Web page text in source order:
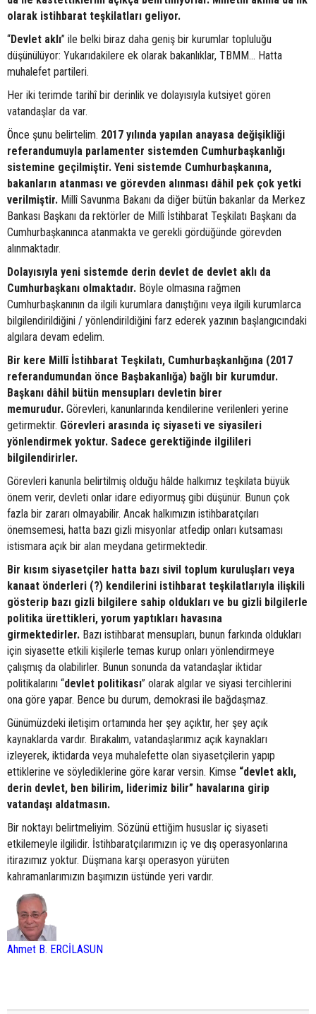
olarak istihbarat teşkilatları geliyor.
“Devlet aklı” ile belki biraz daha geniş bir kurumlar topluluğu
düşünülüyor: Yukarıdakilere ek olarak bakanlıklar, TBMM… Hatta
muhalefet partileri.
Her iki terimde tarihî bir derinlik ve dolayısıyla kutsiyet gören
vatandaşlar da var.
Önce şunu belirtelim. 2017 yılında yapılan anayasa değişikliği
referandumuyla parlamenter sistemden Cumhurbaşkanlığı
sistemine geçilmiştir. Yeni sistemde Cumhurbaşkanına,
bakanların atanması ve görevden alınması dâhil pek çok yetki
verilmiştir. Millî Savunma Bakanı da diğer bütün bakanlar da Merkez
Bankası Başkanı da rektörler de Millî İstihbarat Teşkilatı Başkanı da
Cumhurbaşkanınca atanmakta ve gerekli gördüğünde görevden
alınmaktadır.
Dolayısıyla yeni sistemde derin devlet de devlet aklı da
Cumhurbaşkanı olmaktadır. Böyle olmasına rağmen
Cumhurbaşkanının da ilgili kurumlara danıştığını veya ilgili kurumlarca
bilgilendirildiğini / yönlendirildiğini farz ederek yazının başlangıcındaki
algılara devam edelim.
Bir kere Millî İstihbarat Teşkilatı, Cumhurbaşkanlığına (2017
referandumundan önce Başbakanlığa) bağlı bir kurumdur.
Başkanı dâhil bütün mensupları devletin birer
memurudur. Görevleri, kanunlarında kendilerine verilenleri yerine
getirmektir. Görevleri arasında iç siyaseti ve siyasileri
yönlendirmek yoktur. Sadece gerektiğinde ilgilileri
bilgilendirirler.
Görevleri kanunla belirtilmiş olduğu hâlde halkımız teşkilata büyük
önem verir, devleti onlar idare ediyormuş gibi düşünür. Bunun çok
fazla bir zararı olmayabilir. Ancak halkımızın istihbaratçıları
önemsemesi, hatta bazı gizli misyonlar atfedip onları kutsaması
istismara açık bir alan meydana getirmektedir.
Bir kısım siyasetçiler hatta bazı sivil toplum kuruluşları veya
kanaat önderleri (?) kendilerini istihbarat teşkilatlarıyla ilişkili
gösterip bazı gizli bilgilere sahip oldukları ve bu gizli bilgilerle
politika ürettikleri, yorum yaptıkları havasına
girmektedirler. Bazı istihbarat mensupları, bunun farkında oldukları
için siyasette etkili kişilerle temas kurup onları yönlendirmeye
çalışmış da olabilirler. Bunun sonunda da vatandaşlar iktidar
politikalarını “devlet politikası” olarak algılar ve siyasi tercihlerini
ona göre yapar. Bence bu durum, demokrasi ile bağdaşmaz.
Günümüzdeki iletişim ortamında her şey açıktır, her şey açık
kaynaklarda vardır. Bırakalım, vatandaşlarımız açık kaynakları
izleyerek, iktidarda veya muhalefette olan siyasetçilerin yapıp
ettiklerine ve söylediklerine göre karar versin. Kimse “devlet aklı,
derin devlet, ben bilirim, liderimiz bilir” havalarına girip
vatandaşı aldatmasın.
Bir noktayı belirtmeliyim. Sözünü ettiğim hususlar iç siyaseti
etkilemeyle ilgilidir. İstihbaratçılarımızın iç ve dış operasyonlarına
itirazımız yoktur. Düşmana karşı operasyon yürüten
kahramanlarımızın başımızın üstünde yeri vardır.
Ahmet B. ERCİLASUN